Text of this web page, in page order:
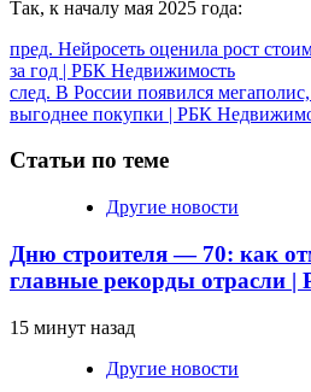
Так, к началу мая 2025 года:
Продолжить
чтение
пред. Нейросеть оценила рост
за год | РБК Недвижимость
след. В России появился
выгоднее покупки | РБК
Статьи по теме
Другие новости
Дню строителя — 70: как
главные рекорды отрасли
15 минут назад
Другие новости